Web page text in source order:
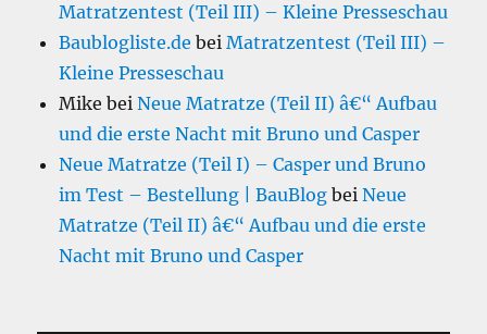
Matratzentest (Teil III) – Kleine Presseschau
Baublogliste.de beiMatratzentest (Teil III) –
Kleine Presseschau
Mike beiNeue Matratze (Teil II) â€“ Aufbau
und die erste Nacht mit Bruno und Casper
Neue Matratze (Teil I) – Casper und Bruno
im Test – Bestellung | BauBlog beiNeue
Matratze (Teil II) â€“ Aufbau und die erste
Nacht mit Bruno und Casper